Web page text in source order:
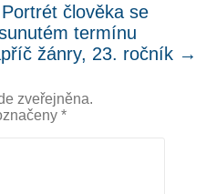
člověka se
termínu
žánry, 23. ročník →
zveřejněna.
*